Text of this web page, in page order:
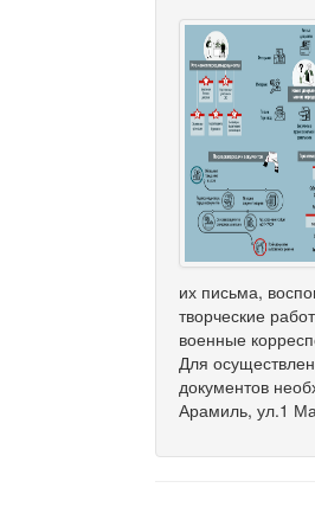
их письма,
творческие
военные
Для
документов
Арамиль, ул.1